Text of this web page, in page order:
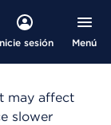
sesión Menú
may affect
slower